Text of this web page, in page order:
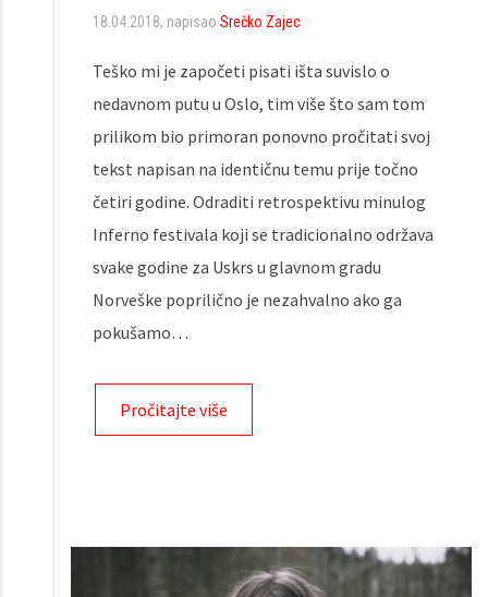
18.04.2018, napisao Srečko Zajec
Teško mi je započeti pisati išta suvislo o
nedavnom putu u Oslo, tim više što sam tom
prilikom bio primoran ponovno pročitati svoj
tekst napisan na identičnu temu prije točno
četiri godine. Odraditi retrospektivu minulog
Inferno festivala koji se tradicionalno održava
svake godine za Uskrs u glavnom gradu
Norveške poprilično je nezahvalno ako ga
pokušamo…
Pročitajte više